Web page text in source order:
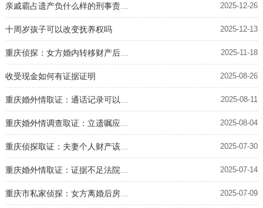
亲戚霸占遗产负什么样的刑事责任和民事 2025-12-26
十周岁孩子可以改变抚养权吗 2025-12-13
重庆侦探：女方婚内转移财产后起诉离婚咋办 2025-11-18
收受现金如何有证据证明 2025-08-26
2025-08-11
2025-08-04
重庆侦探取证：夫妻个人财产该怎样鉴别 2025-07-30
2025-07-14
重庆市私家侦探：女方离婚后房子男方有份吗 2025-07-09